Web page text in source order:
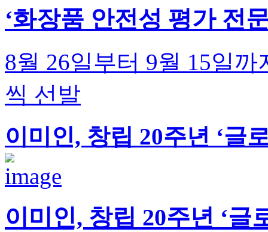
‘화장품 안전성 평가 전
8월 26일부터 9월 15일
씩 선발
이미인, 창립 20주년 ‘글
이미인, 창립 20주년 ‘